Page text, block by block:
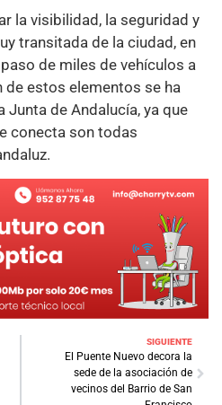
la visibilidad, la seguridad y
transitada de la ciudad, en
de miles de vehículos a
estos elementos se ha
de Andalucía, ya que
conecta son todas
SIGUIENTE
El Puente Nuevo decora la
sede de la asociación de
vecinos del Barrio de San